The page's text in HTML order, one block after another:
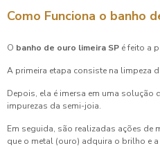
Como Funciona o banho
O banho de ouro limeira SP é feito a
A primeira etapa consiste na limpeza
Depois, ela é imersa em uma solução
impurezas da semi-joia.
Em seguida, são realizadas ações de
que o metal (ouro) adquira o brilho e